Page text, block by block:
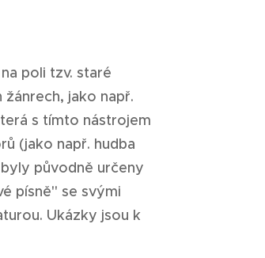
poli tzv. staré
jako např.
s tímto nástrojem
(jako např. hudba
původně určeny
písně" se svými
Ukázky jsou k